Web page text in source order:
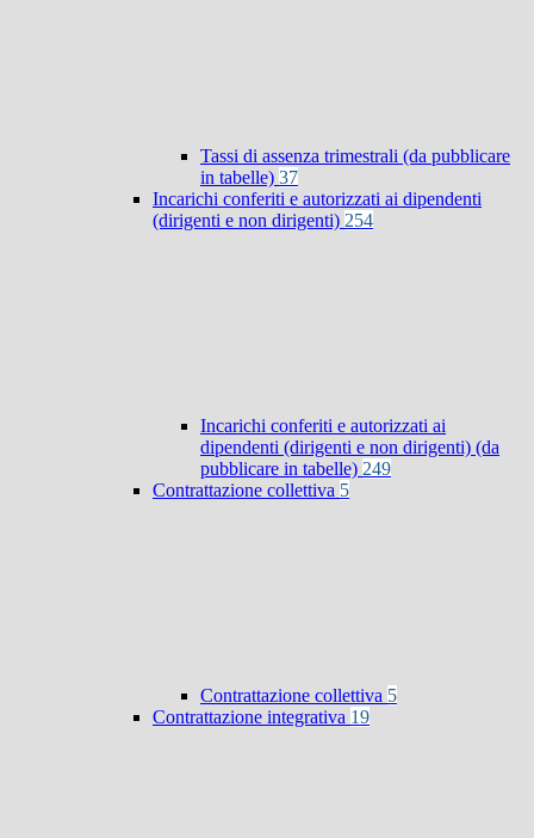
Tassi di assenza trimestrali (da pubblicare
in tabelle) 37
Incarichi conferiti e autorizzati ai dipendenti
(dirigenti e non dirigenti) 254
Incarichi conferiti e autorizzati ai
dipendenti (dirigenti e non dirigenti) (da
pubblicare in tabelle) 249
Contrattazione collettiva 5
Contrattazione collettiva 5
Contrattazione integrativa 19